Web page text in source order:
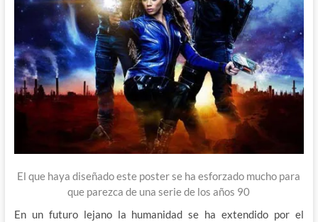
El que haya diseñado este poster se ha esforzado mucho para
que parezca de una serie de los años 90
En un futuro lejano la humanidad se ha extendido por el